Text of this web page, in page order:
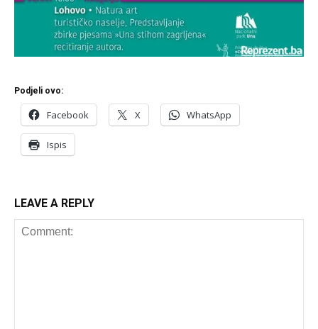
Podjeli ovo:
Facebook X WhatsApp
Ispis
LEAVE A REPLY